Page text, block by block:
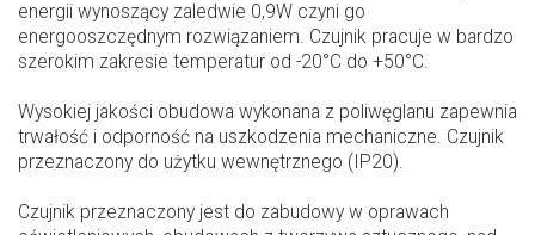
energii wynoszący zaledwie 0,9W czyni go
energooszczędnym rozwiązaniem. Czujnik pracuje w bardzo
szerokim zakresie temperatur od -20°C do +50°C.
Wysokiej jakości obudowa wykonana z poliwęglanu zapewnia
trwałość i odporność na uszkodzenia mechaniczne. Czujnik
przeznaczony do użytku wewnętrznego (IP20).
Czujnik przeznaczony jest do zabudowy w oprawach